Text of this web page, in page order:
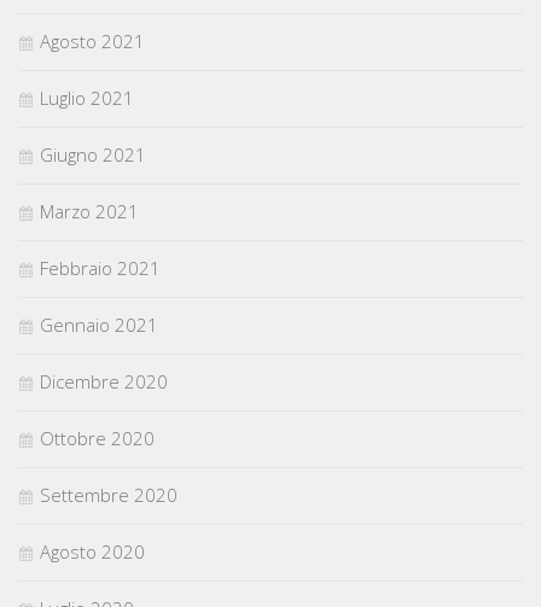
Agosto 2021
Luglio 2021
Giugno 2021
Marzo 2021
Febbraio 2021
Gennaio 2021
Dicembre 2020
Ottobre 2020
Settembre 2020
Agosto 2020